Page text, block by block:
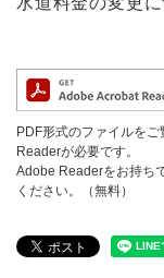
PDF形式のファイルを
Readerが必要です。
Adobe Readerをお持ち
ください。（無料）